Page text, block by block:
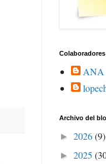
Colaboradores
ANA
Archivo del
► 2026(9)
► 2025